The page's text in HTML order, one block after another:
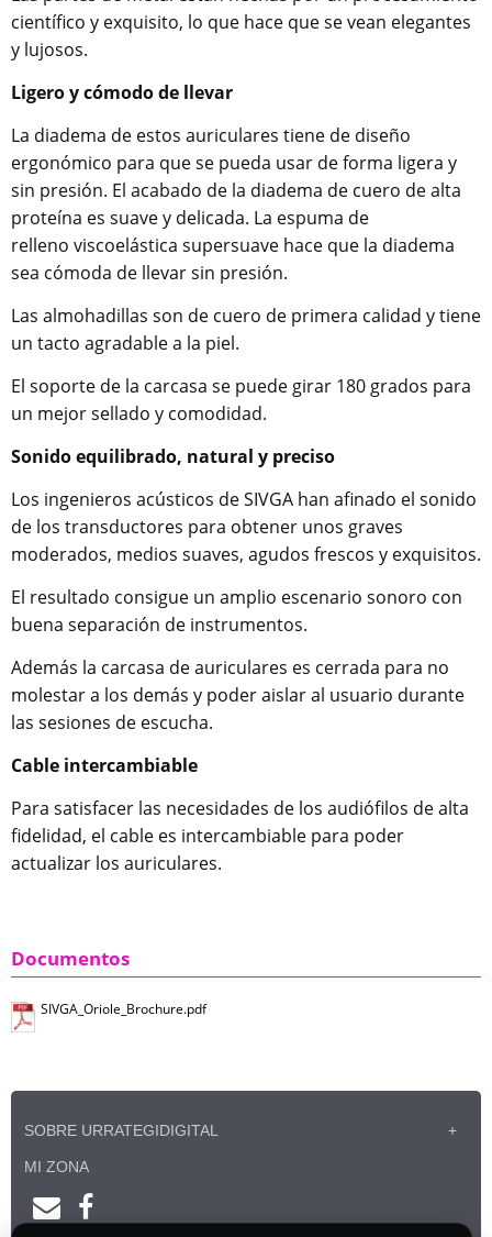
científico y exquisito, lo que hace que se vean elegantes
y lujosos.
Ligero y cómodo de llevar
La diadema de estos auriculares tiene de diseño
ergonómico para que se pueda usar de forma ligera y
sin presión. El acabado de la diadema de cuero de alta
proteína es suave y delicada. La espuma de
relleno viscoelástica supersuave hace que la diadema
sea cómoda de llevar sin presión.
Las almohadillas son de cuero de primera calidad y tiene
un tacto agradable a la piel.
El soporte de la carcasa se puede girar 180 grados para
un mejor sellado y comodidad.
Sonido equilibrado, natural y preciso
Los ingenieros acústicos de SIVGA han afinado el sonido
de los transductores para obtener unos graves
moderados, medios suaves, agudos frescos y exquisitos.
El resultado consigue un amplio escenario sonoro con
buena separación de instrumentos.
Además la carcasa de auriculares es cerrada para no
molestar a los demás y poder aislar al usuario durante
las sesiones de escucha.
Cable intercambiable
Para satisfacer las necesidades de los audiófilos de alta
fidelidad, el cable es intercambiable para poder
actualizar los auriculares.
Documentos
SIVGA_Oriole_Brochure.pdf
SOBRE URRATEGIDIGITAL
MI ZONA